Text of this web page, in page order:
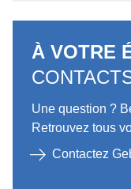
À VOTRE
Une question ?
Retrouvez tous
Contactez